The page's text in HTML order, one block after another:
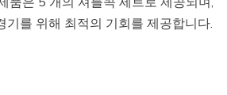
기를 위해 최적의 기회를 제공합니다.